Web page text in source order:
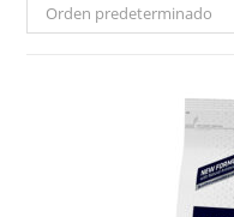
Orden predeterminado